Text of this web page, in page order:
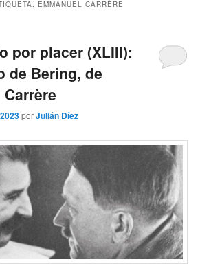
EMMANUEL CARRÈRE
por placer (XLIII):
de Bering, de
porJulián Díez